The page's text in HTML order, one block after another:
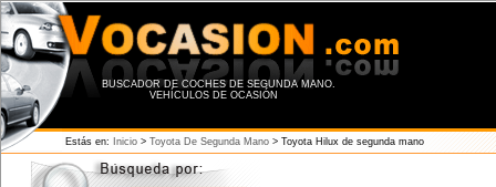
BUSCADOR DE COCHES DE SEGUNDA MANO.
VEHÍCULOS DE OCASIÓN
Estás en: Inicio > Toyota De Segunda Mano > Toyota Hilux de segunda mano